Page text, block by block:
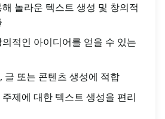
놀라운 텍스트 생성 및 창의적
적인 아이디어를 얻을 수 있는
글 또는 콘텐츠 생성에 적합
제에 대한 텍스트 생성을 편리